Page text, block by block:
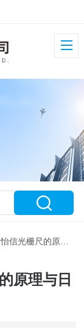
尺的原理与日常维护
原理与日